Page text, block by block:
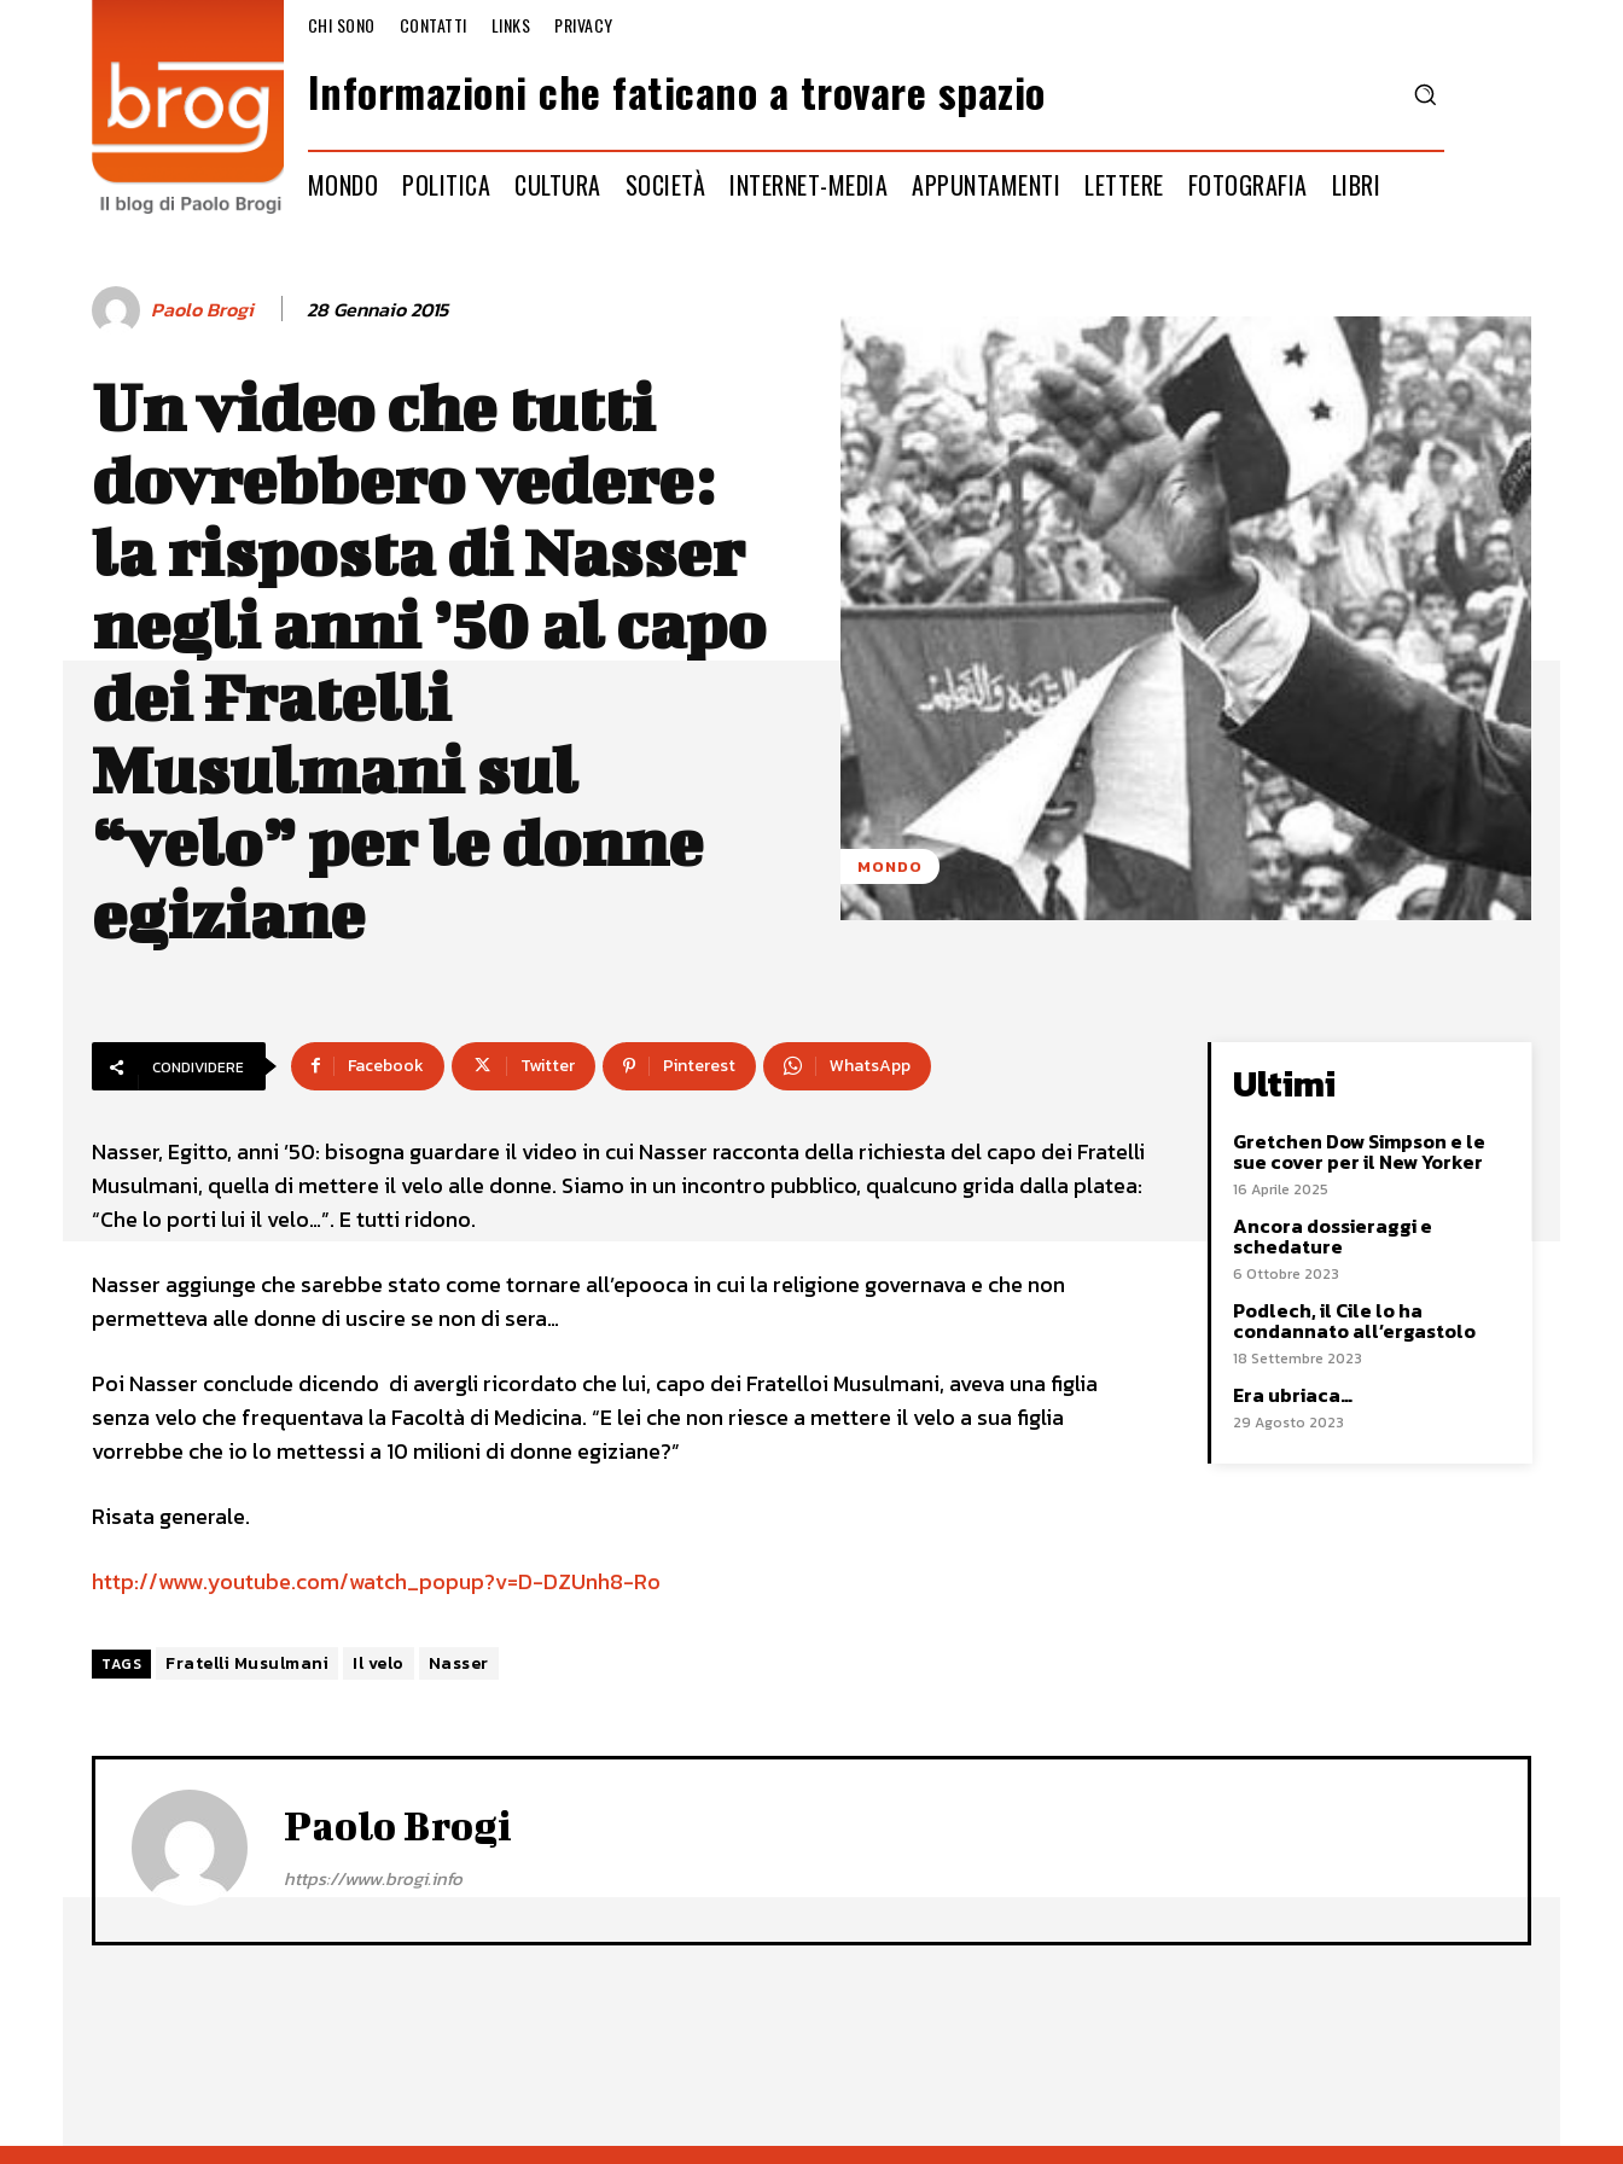
CHI SONO CONTATTI LINKS PRIVACY
Informazioni che faticano a trovare spazio
MONDO POLITICA CULTURA SOCIETÀ INTERNET-MEDIA APPUNTAMENTI LETTERE FOTOGRAFIA LIBRI
Paolo Brogi 28 Gennaio 2015
Un video che tutti
dovrebbero vedere:
la risposta di Nasser
negli anni ’50 al capo
dei Fratelli
Musulmani sul
“velo” per le donne
egiziane
MONDO
CONDIVIDERE Facebook Twitter Pinterest WhatsApp
Nasser, Egitto, anni ’50: bisogna guardare il video in cui Nasser racconta della richiesta del capo dei Fratelli
Musulmani, quella di mettere il velo alle donne. Siamo in un incontro pubblico, qualcuno grida dalla platea:
“Che lo porti lui il velo…”. E tutti ridono.
Nasser aggiunge che sarebbe stato come tornare all’epooca in cui la religione governava e che non
permetteva alle donne di uscire se non di sera…
Poi Nasser conclude dicendo di avergli ricordato che lui, capo dei Fratelloi Musulmani, aveva una figlia
senza velo che frequentava la Facoltà di Medicina. “E lei che non riesce a mettere il velo a sua figlia
vorrebbe che io lo mettessi a 10 milioni di donne egiziane?”
Risata generale.
http://www.youtube.com/watch_popup?v=D-DZUnh8-Ro
TAGS Fratelli Musulmani Il velo Nasser
Ultimi
Gretchen Dow Simpson e le
sue cover per il New Yorker
16 Aprile 2025
Ancora dossieraggi e
schedature
6 Ottobre 2023
Podlech, il Cile lo ha
condannato all’ergastolo
18 Settembre 2023
Era ubriaca…
29 Agosto 2023
Paolo Brogi
https://www.brogi.info